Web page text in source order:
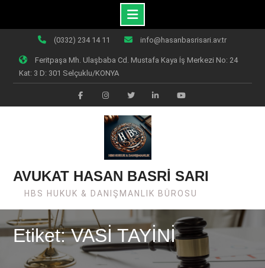
content
(0332) 234 14 11 info@hasanbasrisari.av.tr
Feritpaşa Mh. Ulaşbaba Cd. Mustafa Kaya İş Merkezi No: 24
Kat: 3 D: 301 Selçuklu/KONYA
FacebookInstagramTwiter LinkedinYoutube
AVUKAT HASAN BASRİ SARI
HBS HUKUK & DANIŞMANLIK BÜROSU
Etiket: VASİ TAYİNİ